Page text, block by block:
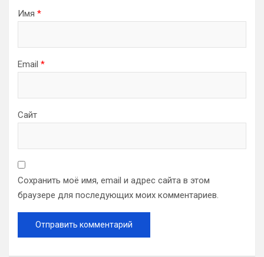
Имя *
Email *
Сайт
Сохранить моё имя, email и адрес сайта в этом
браузере для последующих моих комментариев.